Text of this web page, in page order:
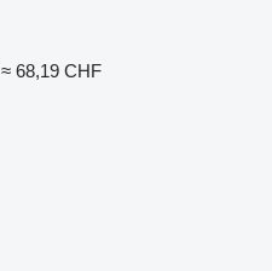
≈ 68,19 CHF